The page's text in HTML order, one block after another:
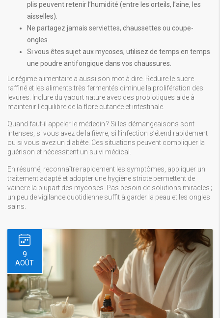
plis peuvent retenir l’humidité (entre les orteils, l’aine, les
aisselles).
Ne partagez jamais serviettes, chaussettes ou coupe-
ongles.
Si vous êtes sujet aux mycoses, utilisez de temps en temps
une poudre antifongique dans vos chaussures.
Le régime alimentaire a aussi son mot à dire. Réduire le sucre
raffiné et les aliments très fermentés diminue la prolifération des
levures. Inclure du yaourt nature avec des probiotiques aide à
maintenir l’équilibre de la flore cutanée et intestinale.
Quand faut-il appeler le médecin ? Si les démangeaisons sont
intenses, si vous avez de la fièvre, si l’infection s’étend rapidement
ou si vous avez un diabète. Ces situations peuvent compliquer la
guérison et nécessitent un suivi médical.
En résumé, reconnaître rapidement les symptômes, appliquer un
traitement adapté et adopter une hygiène stricte permettent de
vaincre la plupart des mycoses. Pas besoin de solutions miracles ;
un peu de vigilance quotidienne suffit à garder la peau et les ongles
sains.
9
AOÛT